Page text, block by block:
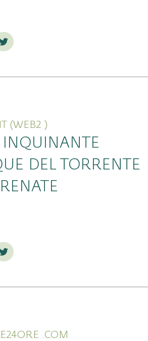
(WEB2 )
INQUINANTE
DEL TORRENTE
.COM